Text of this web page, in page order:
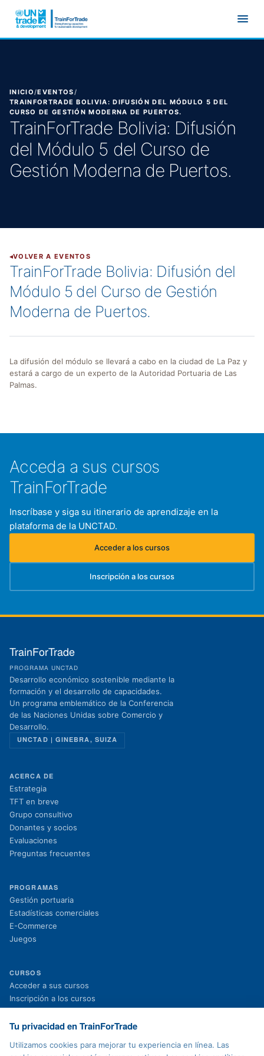
INICIO/EVENTOS/
TRAINFORTRADE BOLIVIA: DIFUSIÓN DEL MÓDULO 5 DEL
CURSO DE GESTIÓN MODERNA DE PUERTOS.
TrainForTrade Bolivia: Difusión
del Módulo 5 del Curso de
Gestión Moderna de Puertos.
VOLVER A EVENTOS
TrainForTrade Bolivia: Difusión del
Módulo 5 del Curso de Gestión
Moderna de Puertos.
La difusión del módulo se llevará a cabo en la ciudad de La Paz y
estará a cargo de un experto de la Autoridad Portuaria de Las
Palmas.
Acceda a sus cursos
TrainForTrade
Inscríbase y siga su itinerario de aprendizaje en la
plataforma de la UNCTAD.
Acceder a los cursos
(se abre en una nueva pestaña)
Inscripción a los cursos
(se abre en una nueva pestaña)
TrainForTrade
PROGRAMA UNCTAD
Desarrollo económico sostenible mediante la
formación y el desarrollo de capacidades.
Un programa emblemático de la Conferencia
de las Naciones Unidas sobre Comercio y
Desarrollo.
UNCTAD | GINEBRA, SUIZA
ACERCA DE
Estrategia
TFT en breve
Grupo consultivo
Donantes y socios
Evaluaciones
Preguntas frecuentes
PROGRAMAS
Gestión portuaria
Estadísticas comerciales
E-Commerce
Juegos
CURSOS
Acceder a sus cursos
Inscripción a los cursos
Proyectos en curso
Proyectos finalizados
Tu privacidad en TrainForTrade
Utilizamos cookies para mejorar tu experiencia en línea. Las